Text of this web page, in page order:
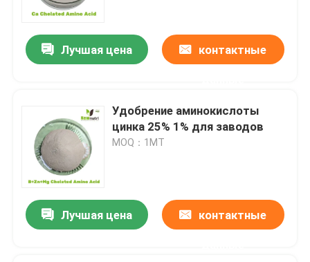
Лучшая цена контактные
Удобрение аминокислоты
цинка 25% 1% для заводов
MOQ：1МТ
Лучшая цена контактные